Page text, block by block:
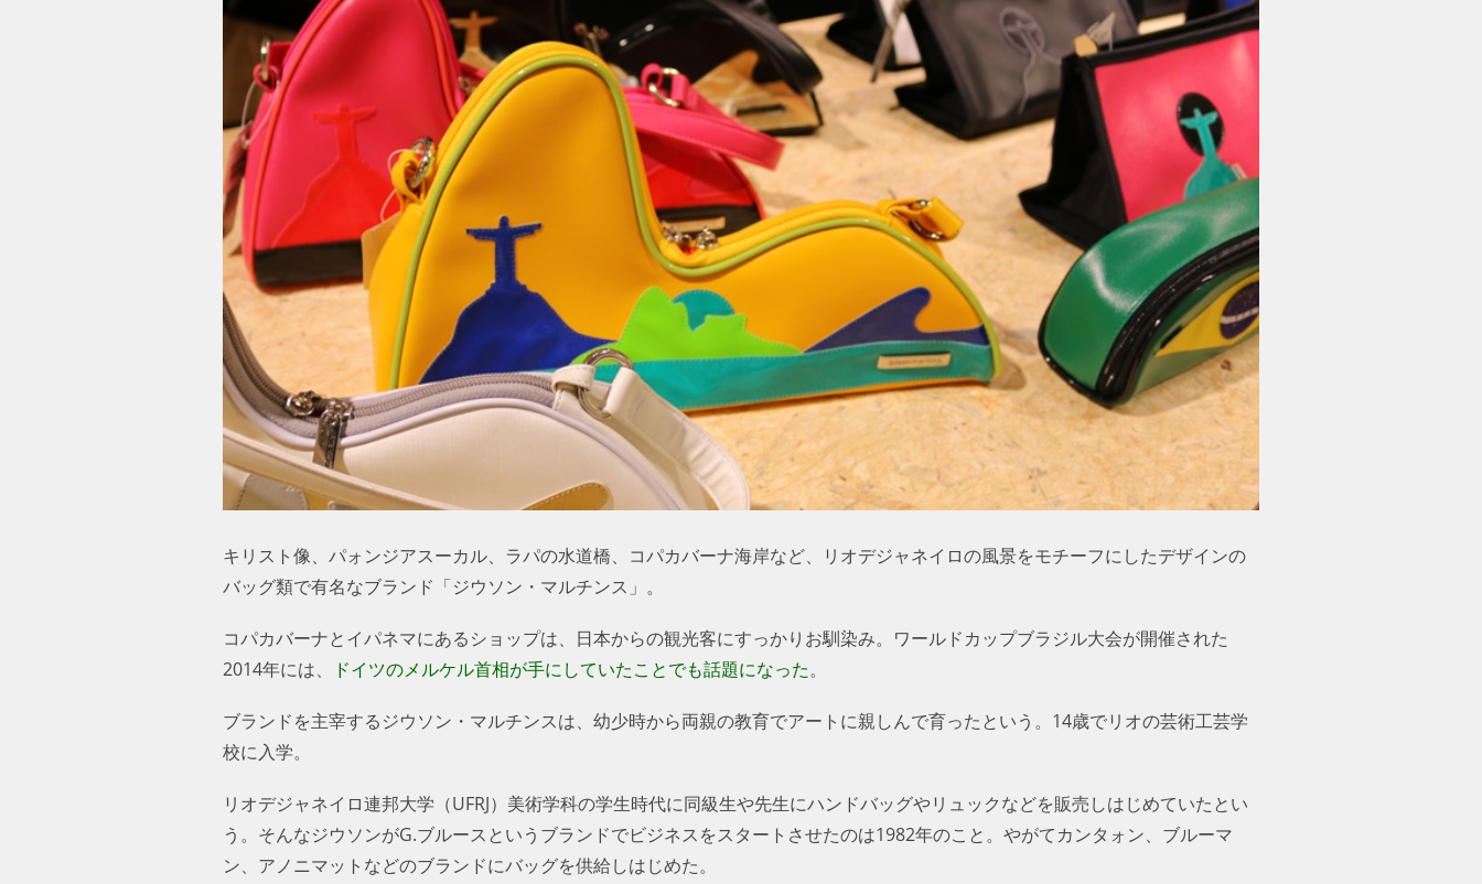
サッカー
PEOPLE
ビジネス
コラム
キリスト像、パォンジアスーカル、ラパの水道橋、コパカバーナ海岸など、リオデジャネイロの風景をモチーフにしたデザインの
バッグ類で有名なブランド「ジウソン・マルチンス」。
コパカバーナとイパネマにあるショップは、日本からの観光客にすっかりお馴染み。ワールドカップブラジル大会が開催された
2014年には、
ドイツのメルケル首相が手にしていたことでも話題になった 。
ブランドを主宰するジウソン・マルチンスは、幼少時から両親の教育でアートに親しんで育ったという。14歳でリオの芸術工芸学
校に入学。
リオデジャネイロ連邦大学（UFRJ）美術学科の学生時代に同級生や先生にハンドバッグやリュックなどを販売しはじめていたとい
う。そんなジウソンがG.ブルースというブランドでビジネスをスタートさせたのは1982年のこと。やがてカンタォン、ブルーマ
ン、アノニマットなどのブランドにバッグを供給しはじめた。